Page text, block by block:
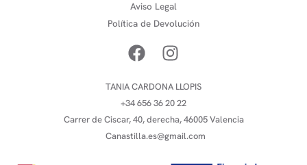
Aviso Legal
Política de Devolución
TANIA CARDONA LLOPIS
+34 656 36 20 22
Carrer de Ciscar, 40, derecha, 46005 Valencia
Canastilla.es@gmail.com